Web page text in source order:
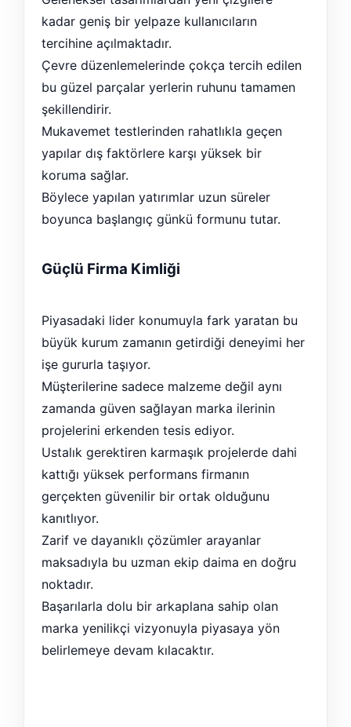
kadar geniş bir yelpaze kullanıcıların
tercihine açılmaktadır.
Çevre düzenlemelerinde çokça tercih edilen
bu güzel parçalar yerlerin ruhunu tamamen
şekillendirir.
Mukavemet testlerinden rahatlıkla geçen
yapılar dış faktörlere karşı yüksek bir
koruma sağlar.
Böylece yapılan yatırımlar uzun süreler
boyunca başlangıç günkü formunu tutar.
Güçlü Firma Kimliği
Piyasadaki lider konumuyla fark yaratan bu
büyük kurum zamanın getirdiği deneyimi her
işe gururla taşıyor.
Müşterilerine sadece malzeme değil aynı
zamanda güven sağlayan marka ilerinin
projelerini erkenden tesis ediyor.
Ustalık gerektiren karmaşık projelerde dahi
kattığı yüksek performans firmanın
gerçekten güvenilir bir ortak olduğunu
kanıtlıyor.
Zarif ve dayanıklı çözümler arayanlar
maksadıyla bu uzman ekip daima en doğru
noktadır.
Başarılarla dolu bir arkaplana sahip olan
marka yenilikçi vizyonuyla piyasaya yön
belirlemeye devam kılacaktır.